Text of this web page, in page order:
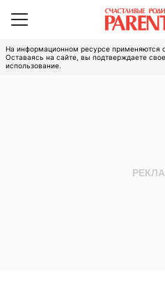
На информационном ресурсе применяются
Оставаясь на сайте, вы подтверждаете свое
использование.